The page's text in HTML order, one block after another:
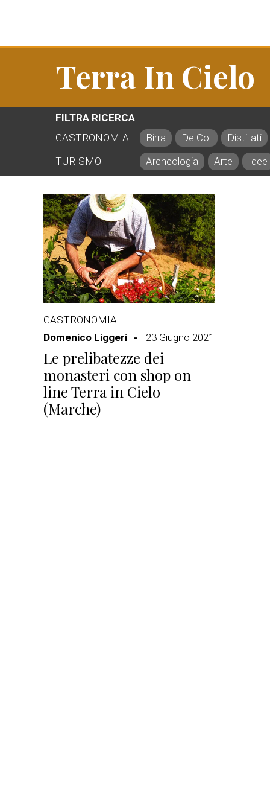
Terra In Cielo
FILTRA RICERCA
GASTRONOMIA
Birra De.Co.
Distillati
TURISMO
Archeologia Arte Idee
GASTRONOMIA
Domenico Liggeri
23 Giugno 2021
Le prelibatezze dei
monasteri con shop on
line Terra in Cielo
(Marche)